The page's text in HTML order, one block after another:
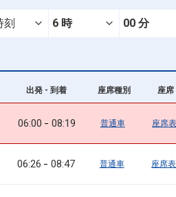
出発 - 到着 座席種別 座席
06:00 08:19 普通車 座席表
06:26 08:47 普通車 座席表